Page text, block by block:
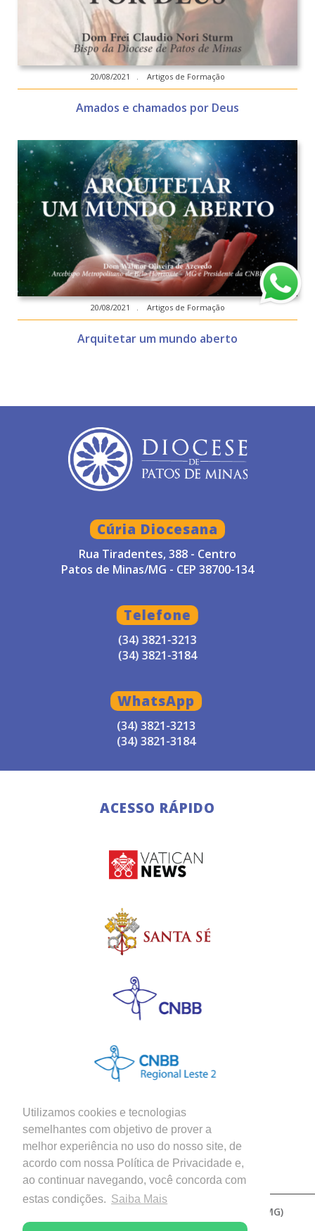
Utilizamos cookies e tecnologias
semelhantes com objetivo de prover a
melhor experiência no uso do nosso site, de
acordo com nossa Política de Privacidade e,
ao continuar navegando, você concorda com
estas condições. Saiba Mais
20/08/2021 . Artigos de Formação
Amados e chamados por Deus
20/08/2021 . Artigos de Formação
Arquitetar um mundo aberto
Cúria Diocesana
Rua Tiradentes, 388 - Centro
Patos de Minas/MG - CEP 38700-134
Telefone
(34) 3821-3213
(34) 3821-3184
WhatsApp
(34) 3821-3213
(34) 3821-3184
ACESSO RÁPIDO
Siga nossas Redes Sociais
Copyright © 2026 - Diocese de Patos de Minas (MG)